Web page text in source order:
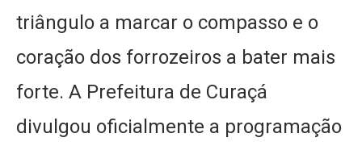
triângulo a marcar o compasso e o
coração dos forrozeiros a bater mais
forte. A Prefeitura de Curaçá
divulgou oficialmente a programação